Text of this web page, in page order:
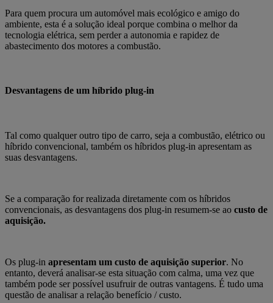
Para quem procura um automóvel mais ecológico e amigo do
ambiente, esta é a solução ideal porque combina o melhor da
tecnologia elétrica, sem perder a autonomia e rapidez de
abastecimento dos motores a combustão.
Desvantagens de um híbrido plug-in
Tal como qualquer outro tipo de carro, seja a combustão, elétrico ou
híbrido convencional, também os híbridos plug-in apresentam as
suas desvantagens.
Se a comparação for realizada diretamente com os híbridos
convencionais, as desvantagens dos plug-in resumem-se ao custo de
aquisição.
Os plug-in apresentam um custo de aquisição superior. No
entanto, deverá analisar-se esta situação com calma, uma vez que
também pode ser possível usufruir de outras vantagens. É tudo uma
questão de analisar a relação benefício / custo.